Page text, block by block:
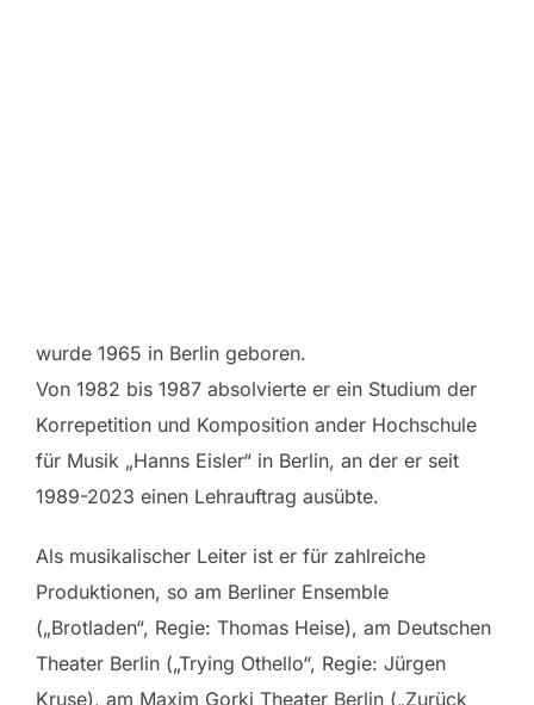
wurde 1965 in Berlin geboren.
Von 1982 bis 1987 absolvierte er ein Studium der
Korrepetition und Komposition ander Hochschule
für Musik „Hanns Eisler“ in Berlin, an der er seit
1989-2023 einen Lehrauftrag ausübte.
Als musikalischer Leiter ist er für zahlreiche
Produktionen, so am Berliner Ensemble
(„Brotladen“, Regie: Thomas Heise), am Deutschen
Theater Berlin („Trying Othello“, Regie: Jürgen
Kruse), am Maxim Gorki Theater Berlin („Zurück